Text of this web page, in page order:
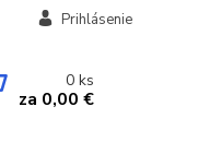
Prihlásenie
0ks
za 0,00 €